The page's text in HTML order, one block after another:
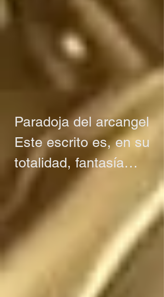
Paradoja del arcangel
Este escrito es, en su
totalidad, fantasía
O tal vez no es
fantasía
Existió (o existe) una
realidad donde este
escrito no fue (o no
es) fantasía